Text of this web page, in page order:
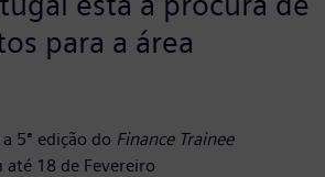
para a área
5ª edição do Finance Trainee
até 18 de Fevereiro